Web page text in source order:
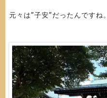
元々は”子安”だったんですね。